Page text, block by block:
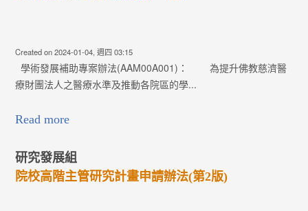
Created on 2024-01-04, 週四 03:15
學術發展補助專案辦法(AAM00A001)： 為提升佛教慈濟醫
療財團法人之醫療水準及推動各院區的學...
Read more
研究發展組
院校高階主管研究計畫申請辦法(第2版)